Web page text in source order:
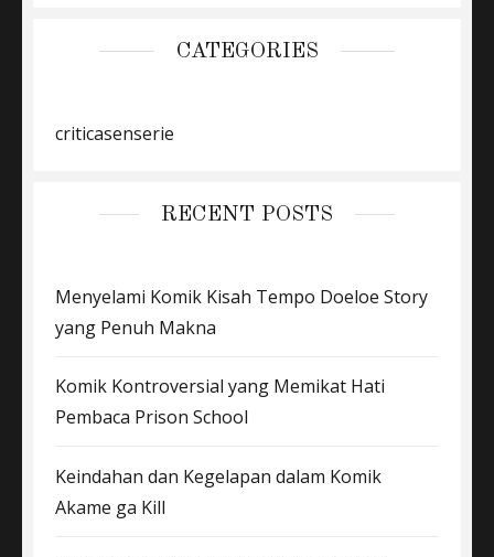
CATEGORIES
criticasenserie
RECENT POSTS
Menyelami Komik Kisah Tempo Doeloe Story
yang Penuh Makna
Komik Kontroversial yang Memikat Hati
Pembaca Prison School
Keindahan dan Kegelapan dalam Komik
Akame ga Kill